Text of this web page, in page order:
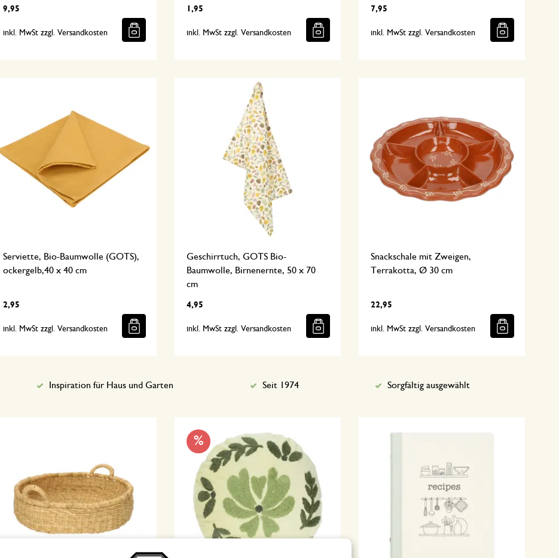
9,95
inkl. MwSt zzgl. Versandkosten
1,95
inkl. MwSt zzgl. Versandkosten
7,95
inkl. MwSt zzgl. Versandkosten
Serviette, Bio-Baumwolle (GOTS),
ockergelb,40 x 40 cm
2,95
inkl. MwSt zzgl. Versandkosten
Geschirrtuch, GOTS Bio-
Baumwolle, Birnenernte, 50 x 70
cm
4,95
inkl. MwSt zzgl. Versandkosten
Snackschale mit Zweigen,
Terrakotta, Ø 30 cm
22,95
inkl. MwSt zzgl. Versandkosten
%
Inspiration für Haus und Garten Seit 1974 Sorgfältig ausgewählt